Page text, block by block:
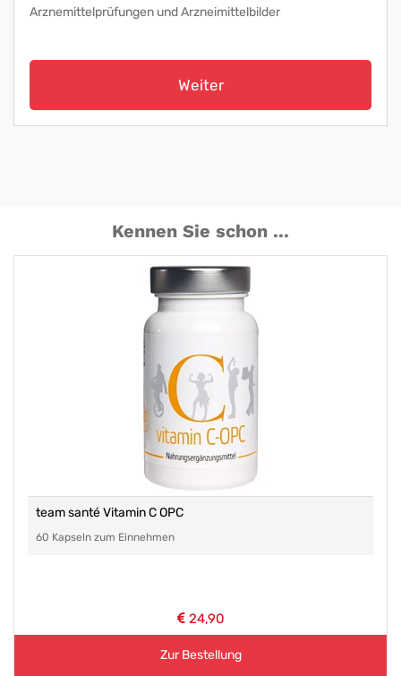
Arznemittelprüfungen und Arzneimittelbilder
Weiter
Kennen Sie schon ...
team santé Vitamin C OPC
60 Kapseln zum Einnehmen
24,90
Zur Bestellung